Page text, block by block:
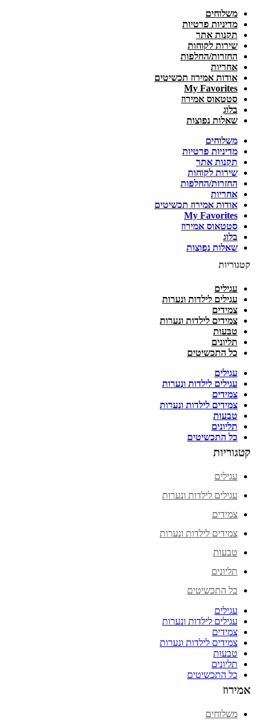
משלוחים
מדיניות פרטיות
תקנות אתר
שירות לקוחות
החזרות/החלפות
אחריות
אודות אמירוז תכשיטים
My Favorites
סטטאוס אמירוז
בלוג
שאלות נפוצות
משלוחים
מדיניות פרטיות
תקנות אתר
שירות לקוחות
החזרות/החלפות
אחריות
אודות אמירוז תכשיטים
My Favorites
סטטאוס אמירוז
בלוג
שאלות נפוצות
קטגוריות
עגילים
עגילים לילדות ונערות
צמידים
צמידים לילדות ונערות
טבעות
תליונים
כל התכשיטים
עגילים
עגילים לילדות ונערות
צמידים
צמידים לילדות ונערות
טבעות
תליונים
כל התכשיטים
קטגוריות
עגילים
עגילים לילדות ונערות
צמידים
צמידים לילדות ונערות
טבעות
תליונים
כל התכשיטים
עגילים
עגילים לילדות ונערות
צמידים
צמידים לילדות ונערות
טבעות
תליונים
כל התכשיטים
אמירוז
משלוחים